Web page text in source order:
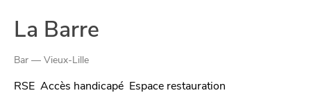
La Barre
Bar — Vieux-Lille
RSE Accès handicapé Espace restauration